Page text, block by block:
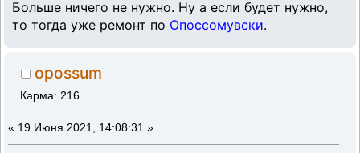
Больше ничего не нужно. Ну а если будет нужно,
то тогда уже ремонт по Опоссомувски.
opossum
Карма: 216
« 19 Июня 2021, 14:08:31 »